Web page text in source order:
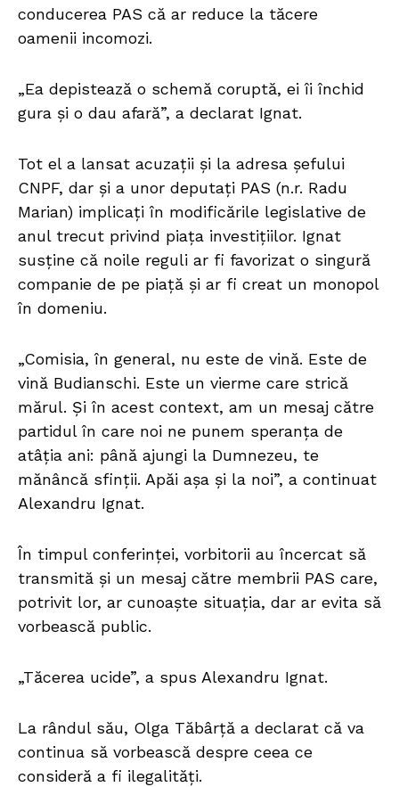
conducerea PAS că ar reduce la tăcere
oamenii incomozi.
„Ea depistează o schemă coruptă, ei îi închid
gura și o dau afară”, a declarat Ignat.
Tot el a lansat acuzații și la adresa șefului
CNPF, dar și a unor deputați PAS (n.r. Radu
Marian) implicați în modificările legislative de
anul trecut privind piața investițiilor. Ignat
susține că noile reguli ar fi favorizat o singură
companie de pe piață și ar fi creat un monopol
în domeniu.
„Comisia, în general, nu este de vină. Este de
vină Budianschi. Este un vierme care strică
mărul. Și în acest context, am un mesaj către
partidul în care noi ne punem speranța de
atâția ani: până ajungi la Dumnezeu, te
mănâncă sfinții. Apăi așa și la noi”, a continuat
Alexandru Ignat.
În timpul conferinței, vorbitorii au încercat să
transmită și un mesaj către membrii PAS care,
potrivit lor, ar cunoaște situația, dar ar evita să
vorbească public.
„Tăcerea ucide”, a spus Alexandru Ignat.
La rândul său, Olga Tăbârță a declarat că va
continua să vorbească despre ceea ce
consideră a fi ilegalități.